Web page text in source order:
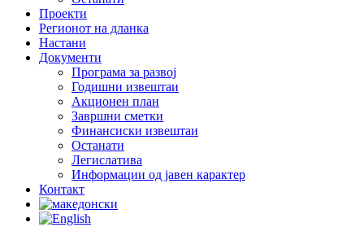
Проекти
Регионот на дланка
Настани
Документи
Програма за развој
Годишни извештаи
Акционен план
Завршни сметки
Финансиски извештаи
Останати
Легислатива
Информации од јавен карактер
Контакт